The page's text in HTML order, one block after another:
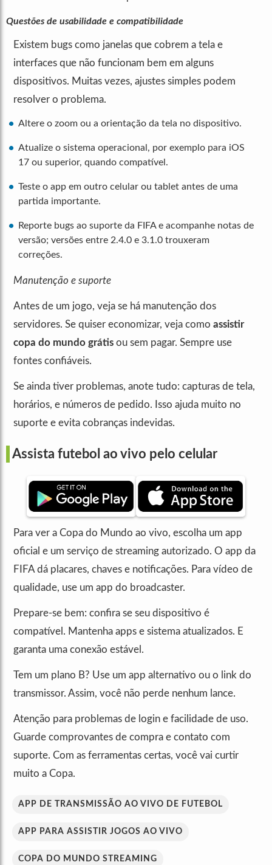
Questões de usabilidade e compatibilidade
Existem bugs como janelas que cobrem a tela e
interfaces que não funcionam bem em alguns
dispositivos. Muitas vezes, ajustes simples podem
resolver o problema.
Altere o zoom ou a orientação da tela no dispositivo.
Atualize o sistema operacional, por exemplo para iOS
17 ou superior, quando compatível.
Teste o app em outro celular ou tablet antes de uma
partida importante.
Reporte bugs ao suporte da FIFA e acompanhe notas de
versão; versões entre 2.4.0 e 3.1.0 trouxeram
correções.
Manutenção e suporte
Antes de um jogo, veja se há manutenção dos
servidores. Se quiser economizar, veja como assistir
copa do mundo grátis ou sem pagar. Sempre use
fontes confiáveis.
Se ainda tiver problemas, anote tudo: capturas de tela,
horários, e números de pedido. Isso ajuda muito no
suporte e evita cobranças indevidas.
Assista futebol ao vivo pelo celular
Para ver a Copa do Mundo ao vivo, escolha um app
oficial e um serviço de streaming autorizado. O app da
FIFA dá placares, chaves e notificações. Para vídeo de
qualidade, use um app do broadcaster.
Prepare-se bem: confira se seu dispositivo é
compatível. Mantenha apps e sistema atualizados. E
garanta uma conexão estável.
Tem um plano B? Use um app alternativo ou o link do
transmissor. Assim, você não perde nenhum lance.
Atenção para problemas de login e facilidade de uso.
Guarde comprovantes de compra e contato com
suporte. Com as ferramentas certas, você vai curtir
muito a Copa.
APP DE TRANSMISSÃO AO VIVO DE FUTEBOL
APP PARA ASSISTIR JOGOS AO VIVO
COPA DO MUNDO STREAMING